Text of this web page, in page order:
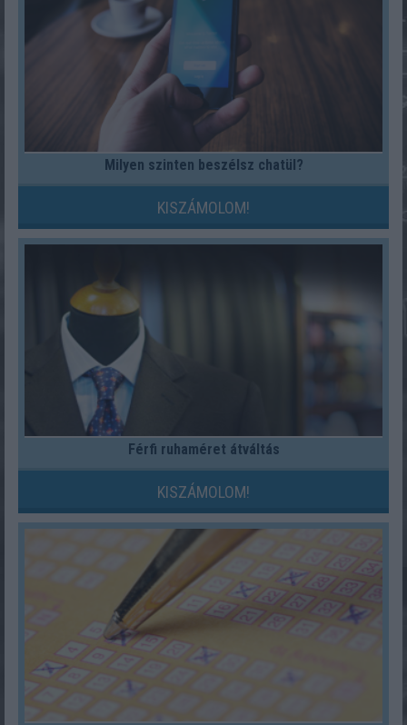
Milyen szinten beszélsz chatül?
KISZÁMOLOM!
Férfi ruhaméret átváltás
KISZÁMOLOM!